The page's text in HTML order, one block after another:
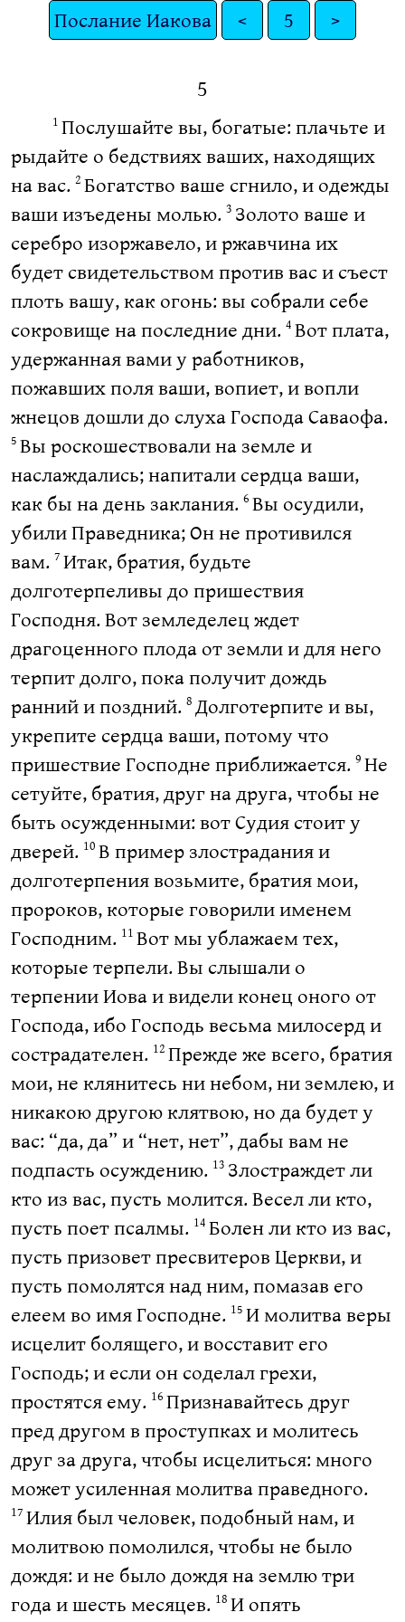
Послание Иакова < 5 >
5
1 Послушайте вы, богатые: плачьте и
рыдайте о бедствиях ваших, находящих
на вас. 2 Богатство ваше сгнило, и одежды
ваши изъедены молью. 3 Золото ваше и
серебро изоржавело, и ржавчина их
будет свидетельством против вас и съест
плоть вашу, как огонь: вы собрали себе
сокровище на последние дни. 4 Вот плата,
удержанная вами у работников,
пожавших поля ваши, вопиет, и вопли
жнецов дошли до слуха Господа Саваофа.
5 Вы роскошествовали на земле и
наслаждались; напитали сердца ваши,
как бы на день заклания. 6 Вы осудили,
убили Праведника; Он не противился
вам. 7 Итак, братия, будьте
долготерпеливы до пришествия
Господня. Вот земледелец ждет
драгоценного плода от земли и для него
терпит долго, пока получит дождь
ранний и поздний. 8 Долготерпите и вы,
укрепите сердца ваши, потому что
пришествие Господне приближается. 9 Не
сетуйте, братия, друг на друга, чтобы не
быть осужденными: вот Судия стоит у
дверей. 10 В пример злострадания и
долготерпения возьмите, братия мои,
пророков, которые говорили именем
Господним. 11 Вот мы ублажаем тех,
которые терпели. Вы слышали о
терпении Иова и видели конец оного от
Господа, ибо Господь весьма милосерд и
сострадателен. 12 Прежде же всего, братия
мои, не клянитесь ни небом, ни землею, и
никакою другою клятвою, но да будет у
вас: “да, да” и “нет, нет”, дабы вам не
подпасть осуждению. 13 Злостраждет ли
кто из вас, пусть молится. Весел ли кто,
пусть поет псалмы. 14 Болен ли кто из вас,
пусть призовет пресвитеров Церкви, и
пусть помолятся над ним, помазав его
елеем во имя Господне. 15 И молитва веры
исцелит болящего, и восставит его
Господь; и если он соделал грехи,
простятся ему. 16 Признавайтесь друг
пред другом в проступках и молитесь
друг за друга, чтобы исцелиться: много
может усиленная молитва праведного.
17 Илия был человек, подобный нам, и
молитвою помолился, чтобы не было
дождя: и не было дождя на землю три
года и шесть месяцев. 18 И опять